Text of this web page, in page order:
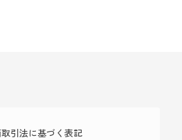
引法に基づく表記